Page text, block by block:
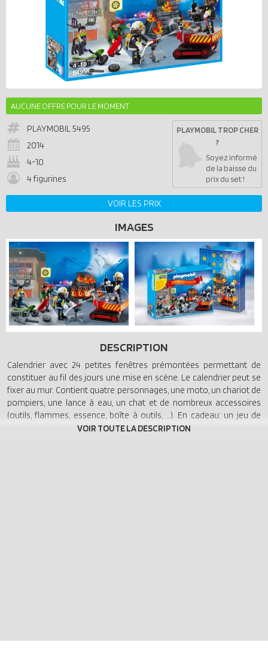
AUCUNE OFFRE POUR LE MOMENT
PLAYMOBIL5495
2014
4-10
4 figurines
PLAYMOBIL TROP CHER
?
Soyez informé
de la baisse du
prix du set !
VOIR LES PRIX
IMAGES
DESCRIPTION
Calendrier avec 24 petites fenêtres prémontées permettant de
constituer au fil des jours une mise en scène. Le calendrier peut se
fixer au mur. Contient quatre personnages, une moto, un chariot de
pompiers, une lance à eau, un chat et de nombreux accessoires
(outils, flammes, essence, boîte à outils, …). En cadeau: un jeu de